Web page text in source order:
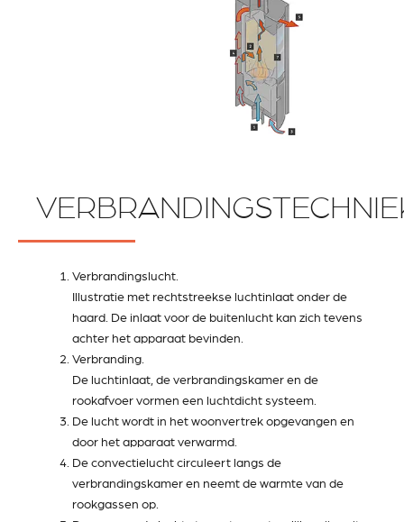
Verbrandingslucht.
Illustratie met rechtstreekse luchtinlaat onder de
haard. De inlaat voor de buitenlucht kan zich tevens
achter het apparaat bevinden.
Verbranding.
De luchtinlaat, de verbrandingskamer en de
rookafvoer vormen een luchtdicht systeem.
De lucht wordt in het woonvertrek opgevangen en
door het apparaat verwarmd.
De convectielucht circuleert langs de
verbrandingskamer en neemt de warmte van de
rookgassen op.